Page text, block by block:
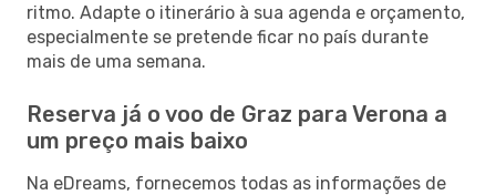
ritmo. Adapte o itinerário à sua agenda e orçamento,
especialmente se pretende ficar no país durante
mais de uma semana.
Reserva já o voo de Graz para Verona a
um preço mais baixo
Na eDreams, fornecemos todas as informações de